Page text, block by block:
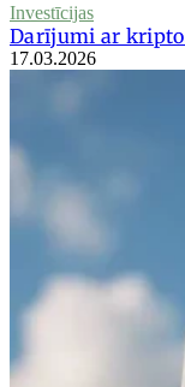
Investīcijas
Darījumi ar
17.03.2026